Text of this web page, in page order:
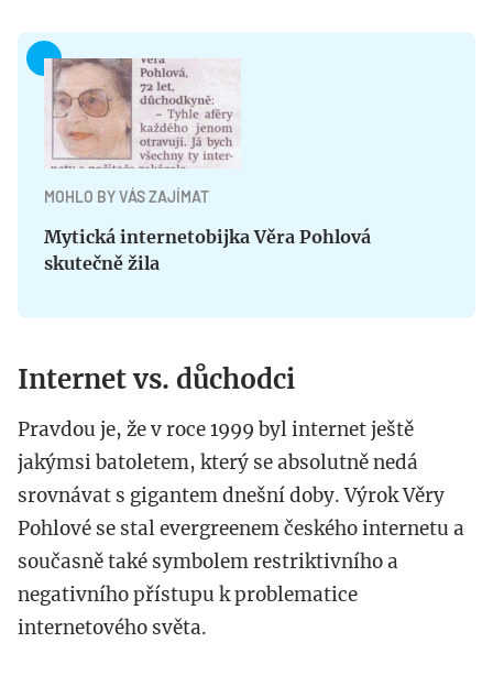
MOHLO BY VÁS ZAJÍMAT
Mytická internetobijka Věra Pohlová
skutečně žila
Internet vs. důchodci
Pravdou je, že v roce 1999 byl internet ještě
jakýmsi batoletem, který se absolutně nedá
srovnávat s gigantem dnešní doby. Výrok Věry
Pohlové se stal evergreenem českého internetu a
současně také symbolem restriktivního a
negativního přístupu k problematice
internetového světa.